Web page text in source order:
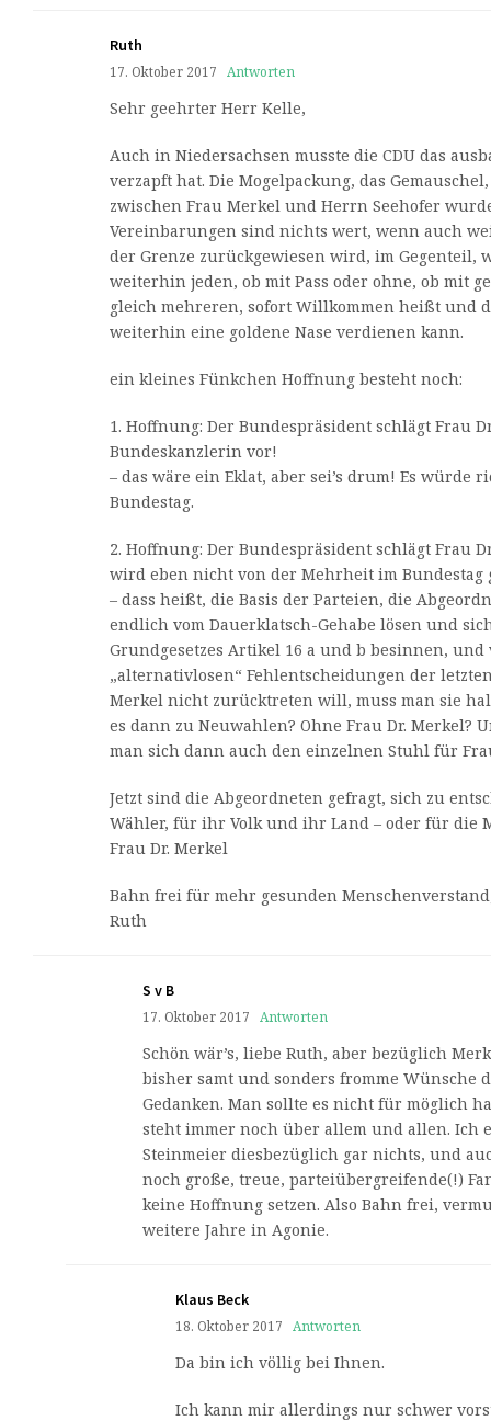
Ruth
17. Oktober 2017 Antworten
Sehr geehrter Herr Kelle,
Auch in Niedersachsen musste die CDU das
verzapft hat. Die Mogelpackung, das
zwischen Frau Merkel und Herrn Seehofer
Vereinbarungen sind nichts wert, wenn auch
der Grenze zurückgewiesen wird, im Gegenteil,
weiterhin jeden, ob mit Pass oder ohne, ob mit
gleich mehreren, sofort Willkommen heißt und
weiterhin eine goldene Nase verdienen kann.
ein kleines Fünkchen Hoffnung besteht noch:
1. Hoffnung: Der Bundespräsident schlägt Frau
Bundeskanzlerin vor!
– das wäre ein Eklat, aber sei’s drum! Es würde
Bundestag.
2. Hoffnung: Der Bundespräsident schlägt Frau
wird eben nicht von der Mehrheit im Bundestag
– dass heißt, die Basis der Parteien, die
endlich vom Dauerklatsch-Gehabe lösen und
Grundgesetzes Artikel 16 a und b besinnen,
„alternativlosen“ Fehlentscheidungen der
Merkel nicht zurücktreten will, muss man sie
es dann zu Neuwahlen? Ohne Frau Dr. Merkel?
man sich dann auch den einzelnen Stuhl für
Jetzt sind die Abgeordneten gefragt, sich zu
Wähler, für ihr Volk und ihr Land – oder für die
Frau Dr. Merkel
Bahn frei für mehr gesunden
Ruth
S v B
17. Oktober 2017 Antworten
Schön wär’s, liebe Ruth, aber bezüglich
bisher samt und sonders fromme Wünsche
Gedanken. Man sollte es nicht für möglich
steht immer noch über allem und allen. Ich
Steinmeier diesbezüglich gar nichts, und
noch große, treue, parteiübergreifende(!)
keine Hoffnung setzen. Also Bahn frei,
weitere Jahre in Agonie.
Klaus Beck
18. Oktober 2017 Antworten
Da bin ich völlig bei Ihnen.
Ich kann mir allerdings nur schwer